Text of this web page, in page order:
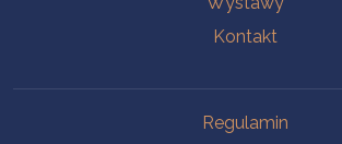
Kontakt
Regulamin